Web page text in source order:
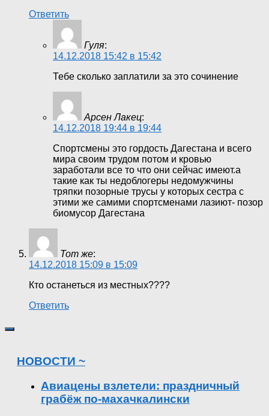
Ответить
Гуля:
14.12.2018 15:42 в 15:42
Тебе сколько заплатили за это сочинение
Арсен Лакец:
14.12.2018 19:44 в 19:44
Спортсмены это гордость Дагестана и всего
мира своим трудом потом и кровью
заработали все то что они сейчас имеют.а
такие как ты недоблогеры недомужчины
тряпки позорные трусы у которых сестра с
этими же самими спортсменами лазиют- позор
биомусор Дагестана
Тот же:
14.12.2018 15:09 в 15:09
Кто останеться из местных????
Ответить
НОВОСТИ ~
Авиацены взлетели: праздничный
грабёж по-махачкалински